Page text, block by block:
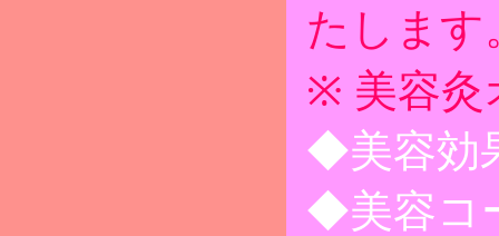
たします
※ 美容灸
◆美容効
◆美容コ